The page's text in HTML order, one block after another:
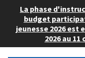
La phase
budget
jeunesse 2026 est
2026 au